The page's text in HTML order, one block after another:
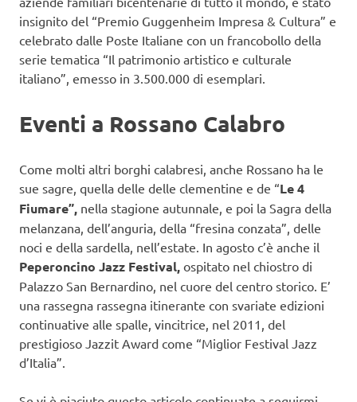
insignito del “Premio Guggenheim Impresa & Cultura” e
celebrato dalle Poste Italiane con un francobollo della
serie tematica “Il patrimonio artistico e culturale
italiano”, emesso in 3.500.000 di esemplari.
Eventi a Rossano Calabro
Come molti altri borghi calabresi, anche Rossano ha le
sue sagre, quella delle delle clementine e de “Le 4
Fiumare”, nella stagione autunnale, e poi la Sagra della
melanzana, dell’anguria, della “fresina conzata”, delle
noci e della sardella, nell’estate. In agosto c’è anche il
Peperoncino Jazz Festival, ospitato nel chiostro di
Palazzo San Bernardino, nel cuore del centro storico. E’
una rassegna rassegna itinerante con svariate edizioni
continuative alle spalle, vincitrice, nel 2011, del
prestigioso Jazzit Award come “Miglior Festival Jazz
d’Italia”.